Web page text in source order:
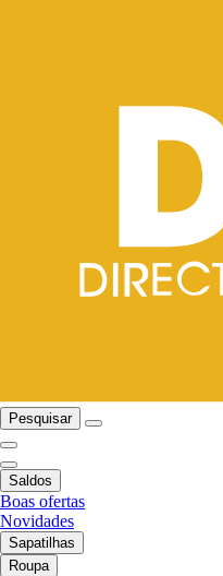
Pesquisar
Saldos
Boas ofertas
Novidades
Sapatilhas
Roupa